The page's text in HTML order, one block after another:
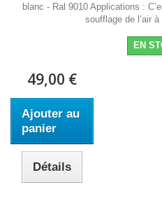
blanc - Ral 9010 Applications :
soufflage de l’air à
EN
49,00 €
Ajouter au
panier
Détails